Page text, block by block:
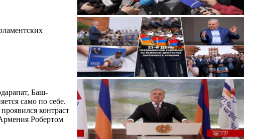
Баш-
само по себе.
контраст
Робертом